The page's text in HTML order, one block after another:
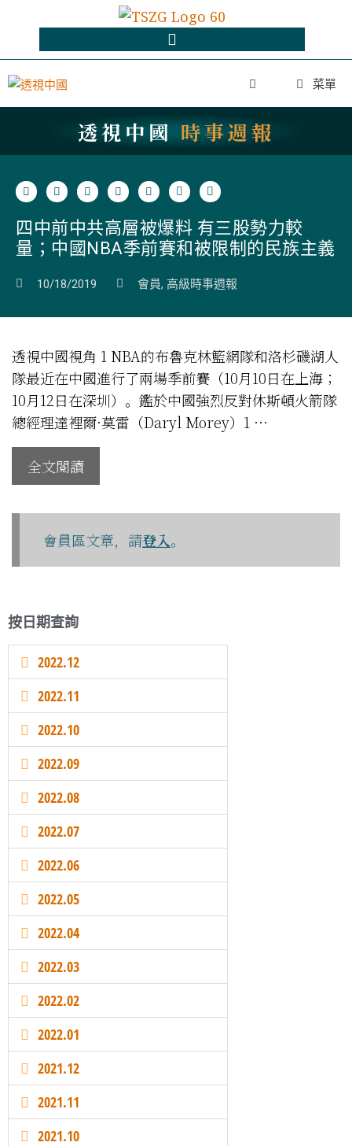
菜單
透視中國 時事週報
四中前中共高層被爆料 有三股勢力較
量；中國NBA季前賽和被限制的民族主義
10/18/2019 會員, 高級時事週報
透視中國視角 1 NBA的布魯克林籃網隊和洛杉磯湖人
隊最近在中國進行了兩場季前賽（10月10日在上海；
10月12日在深圳）。鑑於中國強烈反對休斯頓火箭隊
總經理達裡爾·莫雷（Daryl Morey）1 …
全文閱讀
會員區文章，請登入。
按日期查詢
2022.12
2022.11
2022.10
2022.09
2022.08
2022.07
2022.06
2022.05
2022.04
2022.03
2022.02
2022.01
2021.12
2021.11
2021.10